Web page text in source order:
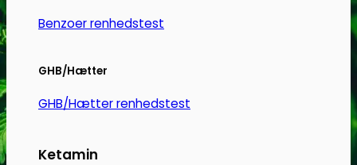
Benzoer renhedstest
GHB/Hætter
GHB/Hætter renhedstest
Ketamin